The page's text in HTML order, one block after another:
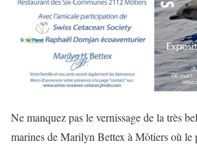
Ne manquez pas le vernissage de la très
marines de Marilyn Bettex à Môtiers où le